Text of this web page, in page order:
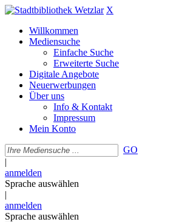
X
Willkommen
Mediensuche
Einfache Suche
Erweiterte Suche
Digitale Angebote
Neuerwerbungen
Über uns
Info & Kontakt
Impressum
Mein Konto
GO
|
anmelden
Sprache auswählen
|
anmelden
Sprache auswählen